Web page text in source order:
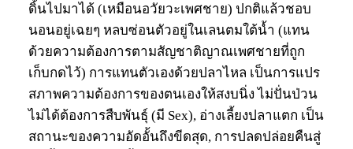
ดิ้นไปมาได้ (เหมือนอวัยวะเพศชาย) ปกติแล้วชอบ
นอนอยู่เฉยๆ หลบซ่อนตัวอยู่ในเลนตมใต้น้ำ (แทน
ด้วยความต้องการตามสัญชาติญาณเพศชายที่ถูก
เก็บกดไว้) การแทนตัวเองด้วยปลาไหล เป็นการแปร
สภาพความต้องการของตนเองให้สงบนิ่ง ไม่ปั่นป่วน
ไม่ได้ต้องการสืบพันธุ์ (มี Sex), อ่างเลี้ยงปลาแตก เป็น
สถานะของความอัดอั้นถึงขีดสุด, การปลดปล่อยคืนสู่